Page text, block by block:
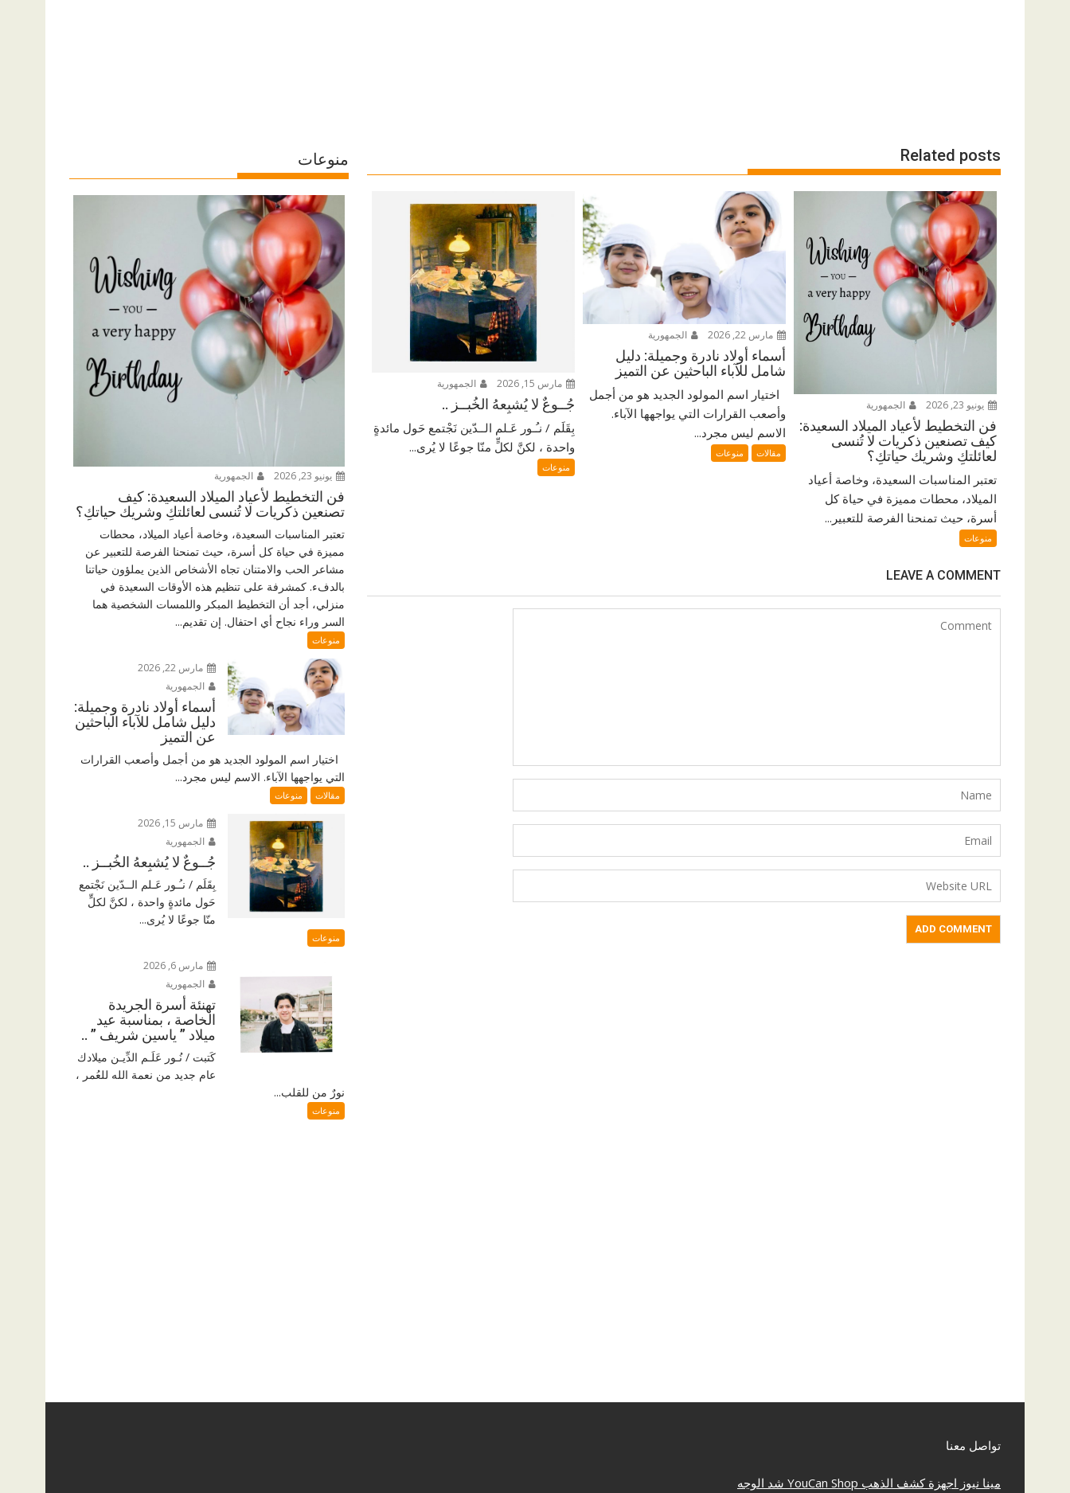
Related posts
يونيو 23, 2026 الجمهورية
فن التخطيط لأعياد الميلاد السعيدة:
كيف تصنعين ذكريات لا تُنسى
لعائلتكِ وشريك حياتكِ؟
تعتبر المناسبات السعيدة، وخاصة أعياد
الميلاد، محطات مميزة في حياة كل
أسرة، حيث تمنحنا الفرصة للتعبير...
منوعات
مارس 22, 2026 الجمهورية
أسماء أولاد نادرة وجميلة: دليل
شامل للآباء الباحثين عن التميز
اختيار اسم المولود الجديد هو من أجمل
وأصعب القرارات التي يواجهها الآباء.
الاسم ليس مجرد...
مقالات منوعات
مارس 15, 2026 الجمهورية
جُــوعٌ لا يُشبِعهُ الخُبــز ..
بِقَلَم / نـُـور عَـلم الــدّين نَجْتمع حَول مائدةٍ
واحدة ، لكنَّ لكلٍّ منّا جوعًا لا يُرى...
منوعات
LEAVE A COMMENT
منوعات
يونيو 23, 2026 الجمهورية
فن التخطيط لأعياد الميلاد السعيدة: كيف
تصنعين ذكريات لا تُنسى لعائلتكِ وشريك حياتكِ؟
تعتبر المناسبات السعيدة، وخاصة أعياد الميلاد، محطات
مميزة في حياة كل أسرة، حيث تمنحنا الفرصة للتعبير عن
مشاعر الحب والامتنان تجاه الأشخاص الذين يملؤون حياتنا
بالدفء. كمشرفة على تنظيم هذه الأوقات السعيدة في
منزلي، أجد أن التخطيط المبكر واللمسات الشخصية هما
السر وراء نجاح أي احتفال. إن تقديم...
منوعات
مارس 22, 2026
الجمهورية
أسماء أولاد نادرة وجميلة:
دليل شامل للآباء الباحثين
عن التميز
اختيار اسم المولود الجديد هو من أجمل وأصعب القرارات
التي يواجهها الآباء. الاسم ليس مجرد...
مقالات منوعات
مارس 15, 2026
الجمهورية
جُــوعٌ لا يُشبِعهُ الخُبــز ..
بِقَلَم / نـُـور عَـلم الــدّين نَجْتمع
حَول مائدةٍ واحدة ، لكنَّ لكلٍّ
منّا جوعًا لا يُرى...
منوعات
مارس 6, 2026
الجمهورية
تهنئة أسرة الجريدة
الخاصة ، بمناسبة عيد
ميلاد ” ياسين شريف ” ..
كَتبت / نُـور عَلَـم الدِّيـن ميلادك
عام جديد من نعمة الله للعُمر ،
نورٌ من للقلب...
منوعات
تواصل معنا
مينا نيوز اجهزة كشف الذهب YouCan Shop شد الوجه